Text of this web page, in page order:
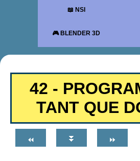
📖 NSI
🎮 BLENDER 3D
42 -
TANT QUE
⏪ ⏬ ⏩